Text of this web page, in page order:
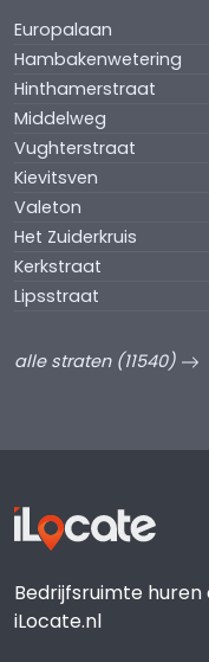
Europalaan
Hambakenwetering
Hinthamerstraat
Middelweg
Vughterstraat
Kievitsven
Valeton
Het Zuiderkruis
Kerkstraat
Lipsstraat
alle straten (11540)
Bedrijfsruimte
iLocate.nl